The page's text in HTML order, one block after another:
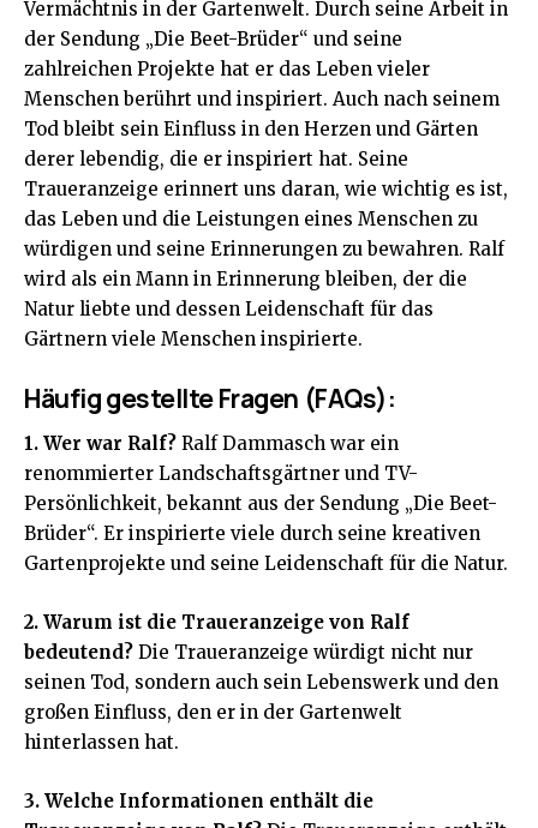
Vermächtnis in der Gartenwelt. Durch seine Arbeit in
der Sendung „Die Beet-Brüder“ und seine
zahlreichen Projekte hat er das Leben vieler
Menschen berührt und inspiriert. Auch nach seinem
Tod bleibt sein Einfluss in den Herzen und Gärten
derer lebendig, die er inspiriert hat. Seine
Traueranzeige erinnert uns daran, wie wichtig es ist,
das Leben und die Leistungen eines Menschen zu
würdigen und seine Erinnerungen zu bewahren. Ralf
wird als ein Mann in Erinnerung bleiben, der die
Natur liebte und dessen Leidenschaft für das
Gärtnern viele Menschen inspirierte.
Häufig gestellte Fragen (FAQs):
1. Wer war Ralf? Ralf Dammasch war ein
renommierter Landschaftsgärtner und TV-
Persönlichkeit, bekannt aus der Sendung „Die Beet-
Brüder“. Er inspirierte viele durch seine kreativen
Gartenprojekte und seine Leidenschaft für die Natur.
2. Warum ist die Traueranzeige von Ralf
bedeutend? Die Traueranzeige würdigt nicht nur
seinen Tod, sondern auch sein Lebenswerk und den
großen Einfluss, den er in der Gartenwelt
hinterlassen hat.
3. Welche Informationen enthält die